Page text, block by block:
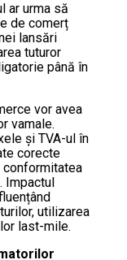
ar urma să
de comerț
lansări
tuturor
până în
vor avea
vamale.
și TVA-ul în
corecte
Impactul
utilizarea
last-mile.